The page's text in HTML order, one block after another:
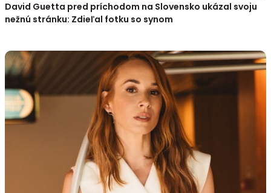
David Guetta pred príchodom na Slovensko ukázal svoju
nežnú stránku: Zdieľal fotku so synom